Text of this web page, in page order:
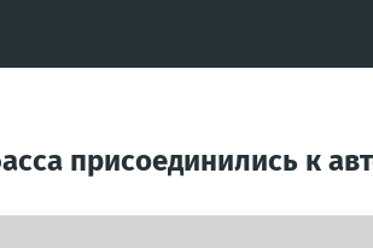
присоединились к